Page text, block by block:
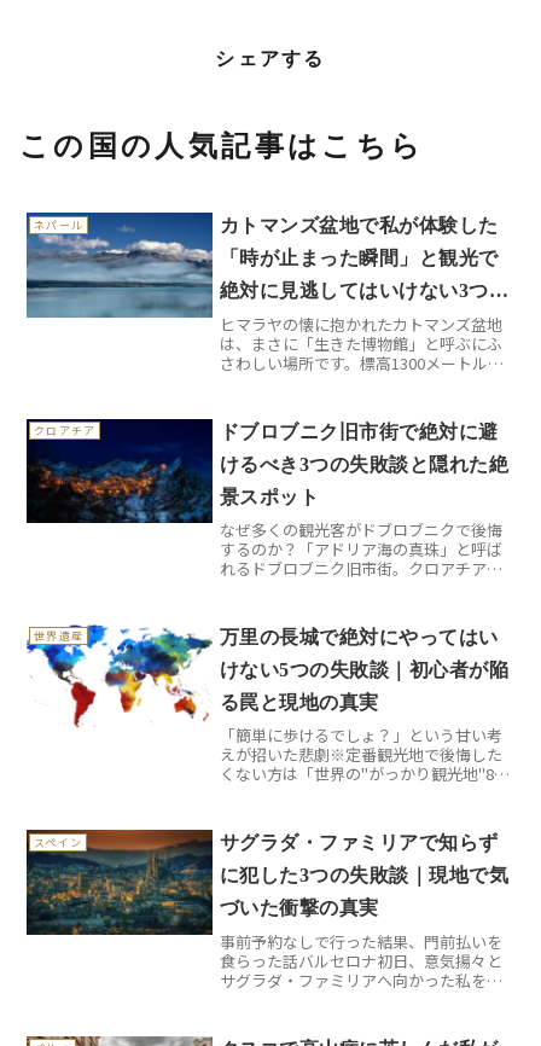
シェアする
この国の人気記事はこちら
ネパール
カトマンズ盆地で私が体験した
「時が止まった瞬間」と観光で
絶対に見逃してはいけない3つの
世界遺産
ヒマラヤの懐に抱かれたカトマンズ盆地
は、まさに「生きた博物館」と呼ぶにふ
さわしい場所です。標高1300メートルに
独特の魅力を放っています。私が初めて
訪れた時、空港から...
クロアチア
ドブロブニク旧市街で絶対に避
けるべき3つの失敗談と隠れた絶
景スポット
なぜ多くの観光客がドブロブニクで後悔
するのか？「アドリア海の真珠」と呼ば
れるドブロブニク旧市街。クロアチアの
の人が同じような失敗をして帰国してい
ます。私が現地で目にした...
世界遺産
万里の長城で絶対にやってはい
けない5つの失敗談｜初心者が陥
る罠と現地の真実
「簡単に歩けるでしょ？」という甘い考
えが招いた悲劇※定番観光地で後悔した
くない方は「世界の"がっかり観光地"8
いませんか？私が初めて訪れた時、スニ
ーカーにデニム姿で挑んだ...
スペイン
サグラダ・ファミリアで知らず
に犯した3つの失敗談｜現地で気
づいた衝撃の真実
事前予約なしで行った結果、門前払いを
食らった話バルセロナ初日、意気揚々と
サグラダ・ファミリアへ向かった私を待
産、完全予約制なんです。当日券を求め